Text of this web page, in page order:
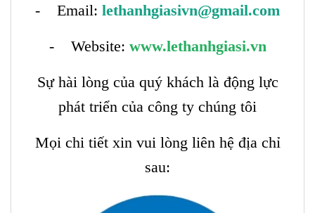
- Email: lethanhgiasivn@gmail.com
- Website: www.lethanhgiasi.vn
Sự hài lòng của quý khách là động lực
phát triển của công ty chúng tôi
Mọi chi tiết xin vui lòng liên hệ địa chỉ
sau: